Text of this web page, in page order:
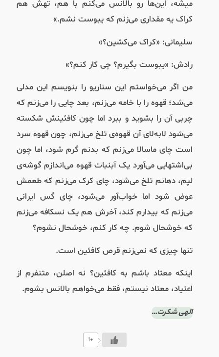
میشه، این‌ها رو بالانس می‌کنم با هم، تهش هم
کراک یه مقداری می‌زنم که یبوست نشم.»
سلیمانی: «کراک می‌کشین؟»
رادش: «یبوست بگیرم؟ چی کار کنم؟»
من اگر می‌خواستم این سناریو را بنویسم این مدلی‌
می‌شد؛ قهوه را با خامه می‌زنم، بعد چایی را می‌زنم که
چربی آن را بشوید و ببرد اما چون کافئینش شکسته
می‌شود لابه‌لای آن قهوه‌ی تلخ می‌زنم، چون قهوه سرد
است چای ماسالا می‌زنم که بدنم گرم شود، اما چون
بی‌اشتهایی می‌آورد یک آبنبات قهوه می‌‌اندازم گوشه‌ی
لپم، دهانم تلخ می‌شود، چای کرک می‌زنم که طعمش
عوض شود اما خواب‌آور می‌شود، چای گس ایرانی
می‌زنم که بیدارم کند، آخرش هم یک نسکافه‌ می‌زنم
که خوشحال شوم. چه کار کنم، خوشحال نشوم؟
تنها چیزی که نمی‌زنم قرص کافئین است.
اینکه معتاد باشم به کافئین؟ نه اصلن، متنفرم از
اعتیاد، معتاد نیستم، فقط می‌خواهم بالانس بشوم.
الهی شکرت…
+1